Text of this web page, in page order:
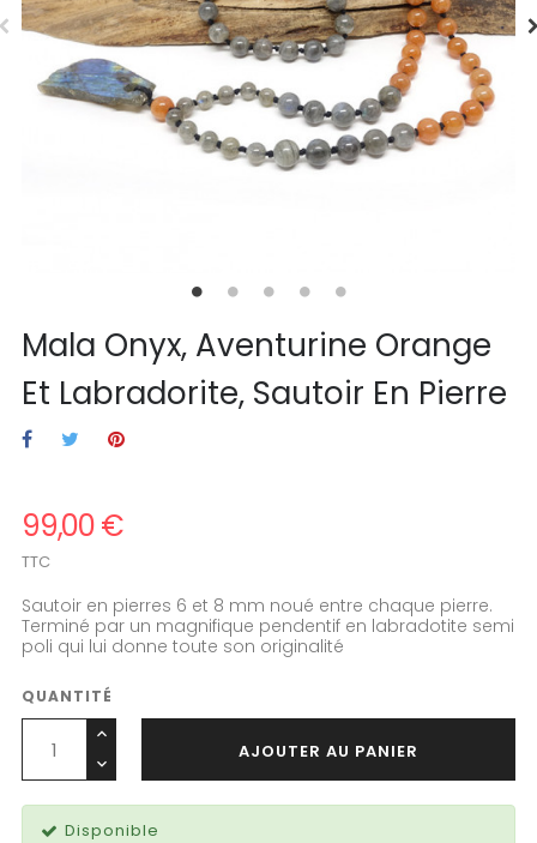
Mala Onyx, Aventurine Orange
Et Labradorite, Sautoir En Pierre
99,00 €
TTC
Sautoir en pierres 6 et 8 mm noué entre chaque pierre.
Terminé par un magnifique pendentif en labradotite semi
poli qui lui donne toute son originalité
QUANTITÉ
AJOUTER AU PANIER
Disponible